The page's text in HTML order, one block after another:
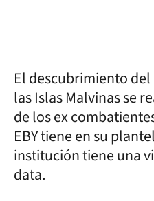
El descubrimiento
las Islas Malvinas se
de los ex
EBY tiene en su
institución tiene una
data.